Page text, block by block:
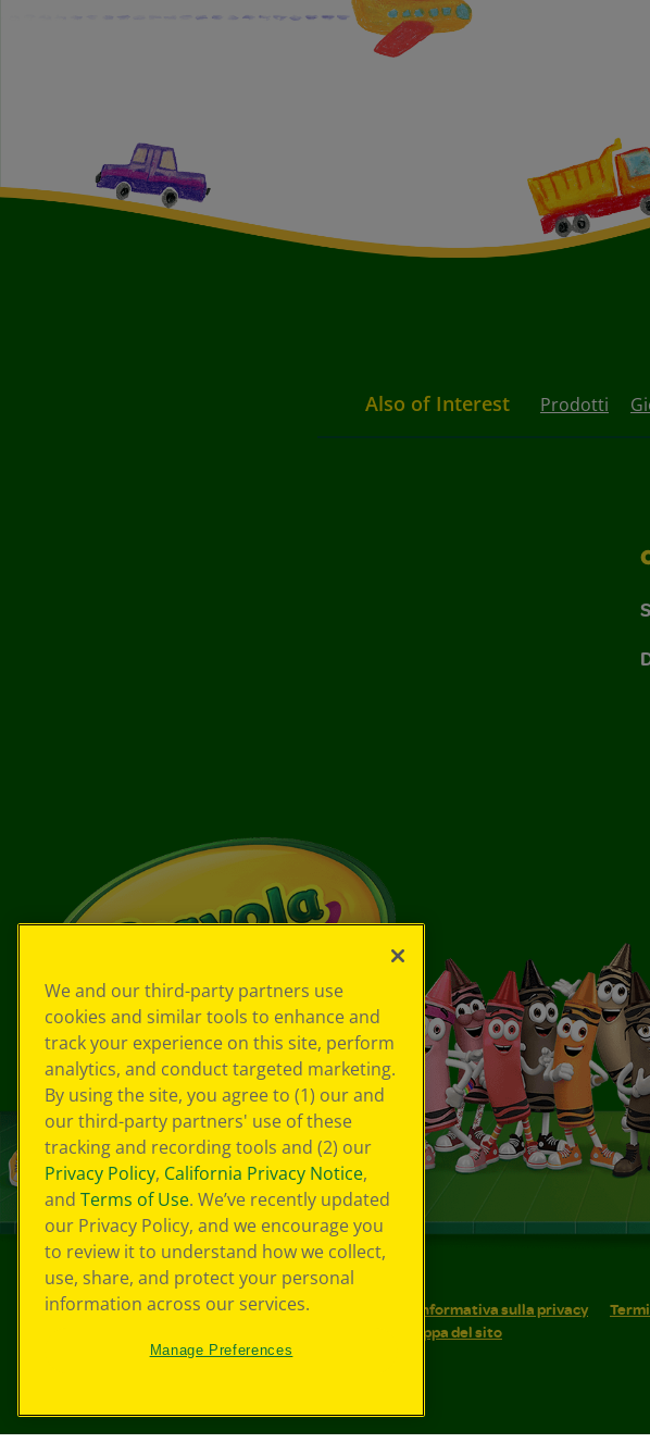
Also of Interest Prodotti
© 2026 Crayola® Tutti i diritti riservati.
Le tue scelte in materia di privacy
Informativa sulla privacy
Mappa del sito
We and our third-party partners use
cookies and similar tools to enhance and
track your experience on this site, perform
analytics, and conduct targeted marketing.
By using the site, you agree to (1) our and
our third-party partners' use of these
tracking and recording tools and (2) our
Privacy Policy, California Privacy Notice,
and Terms of Use. We’ve recently updated
our Privacy Policy, and we encourage you
to review it to understand how we collect,
use, share, and protect your personal
information across our services.
Manage Preferences